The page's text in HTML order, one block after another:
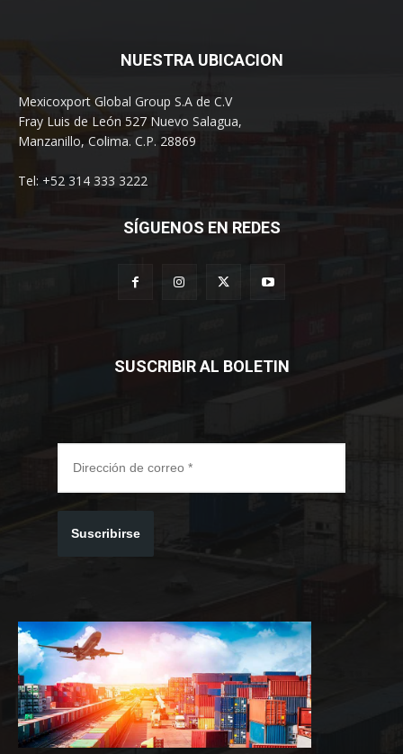
NUESTRA UBICACION
Mexicoxport Global Group S.A de C.V
Fray Luis de León 527 Nuevo Salagua,
Manzanillo, Colima. C.P. 28869
Tel: +52 314 333 3222
SÍGUENOS EN REDES
SUSCRIBIR AL BOLETIN
Suscribirse